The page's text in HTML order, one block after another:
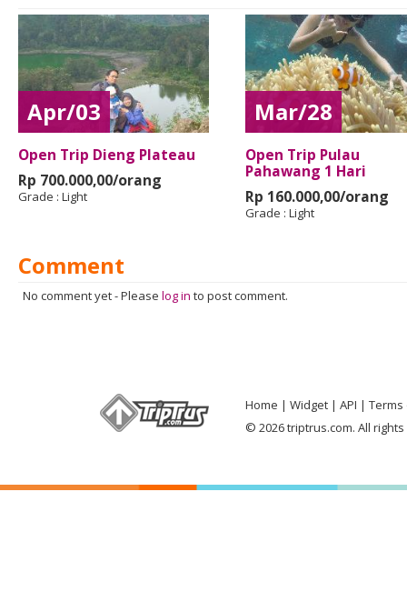
Apr/03
Open Trip Dieng Plateau
Rp 700.000,00/orang
Grade : Light
Mar/28
Open Trip Pulau
Pahawang 1 Hari
Rp 160.000,00/orang
Grade : Light
Comment
No comment yet-Please log in to post comment.
Home Widget API
Terms
© 2026 triptrus.com. All